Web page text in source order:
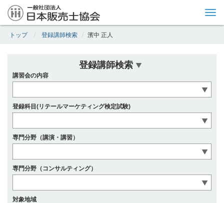
トップ 登録講師検索 濱中 正人
登録講師検索
講習会の内容
登録科目(リテールマーケティング検定試験)
専門分野（講演・講習）
専門分野（コンサルティング）
対象地域